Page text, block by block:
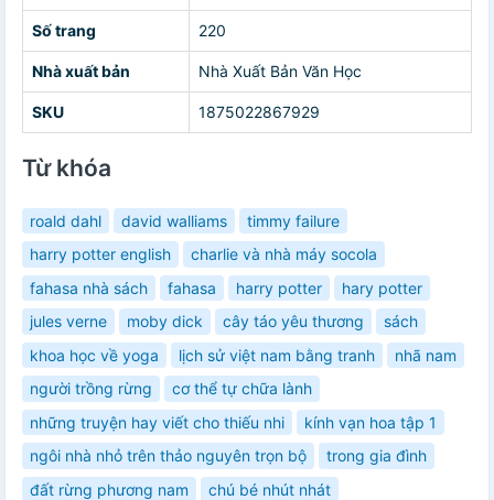
Số trang 220
Nhà xuất bản Nhà Xuất Bản Văn Học
SKU 1875022867929
Từ khóa
roald dahl david walliams
timmy failure
harry potter english
charlie và nhà máy socola
fahasa nhà sách
fahasa harry potter
hary potter
jules verne
moby dick cây táo yêu thương
sách
khoa học về yoga
lịch sử việt nam bằng tranh
nhã nam
người trồng rừng
cơ thể tự chữa lành
những truyện hay viết cho thiếu nhi
kính vạn hoa tập 1
ngôi nhà nhỏ trên thảo nguyên trọn bộ
trong gia đình
đất rừng phương nam
chú bé nhút nhát